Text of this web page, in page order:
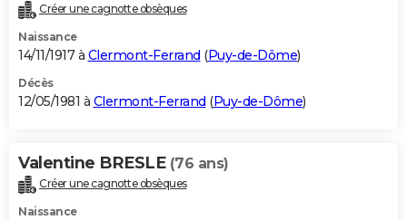
Créer une cagnotte obsèques
Naissance
14/11/1917 à Clermont-Ferrand (Puy-de-Dôme)
Décès
12/05/1981 à Clermont-Ferrand (Puy-de-Dôme)
Valentine BRESLE (76 ans)
Créer une cagnotte obsèques
Naissance